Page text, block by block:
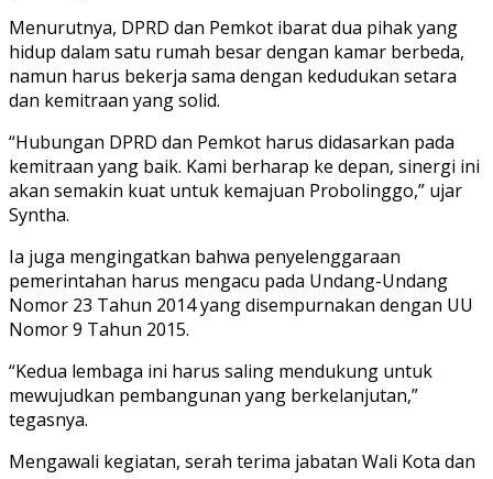
Menurutnya, DPRD dan Pemkot ibarat dua pihak yang
hidup dalam satu rumah besar dengan kamar berbeda,
namun harus bekerja sama dengan kedudukan setara
dan kemitraan yang solid.
“Hubungan DPRD dan Pemkot harus didasarkan pada
kemitraan yang baik. Kami berharap ke depan, sinergi ini
akan semakin kuat untuk kemajuan Probolinggo,” ujar
Syntha.
Ia juga mengingatkan bahwa penyelenggaraan
pemerintahan harus mengacu pada Undang-Undang
Nomor 23 Tahun 2014 yang disempurnakan dengan UU
Nomor 9 Tahun 2015.
“Kedua lembaga ini harus saling mendukung untuk
mewujudkan pembangunan yang berkelanjutan,”
tegasnya.
Mengawali kegiatan, serah terima jabatan Wali Kota dan